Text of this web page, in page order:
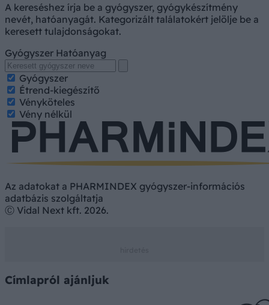
A kereséshez írja be a gyógyszer, gyógykészítmény
nevét, hatóanyagát. Kategorizált találatokért jelölje be a
keresett tulajdonságokat.
Gyógyszer Hatóanyag
Gyógyszer
Étrend-kiegészítő
Vényköteles
Vény nélkül
Az adatokat a PHARMINDEX gyógyszer-információs
adatbázis szolgáltatja
Ⓒ Vidal Next kft. 2026.
Címlapról ajánljuk